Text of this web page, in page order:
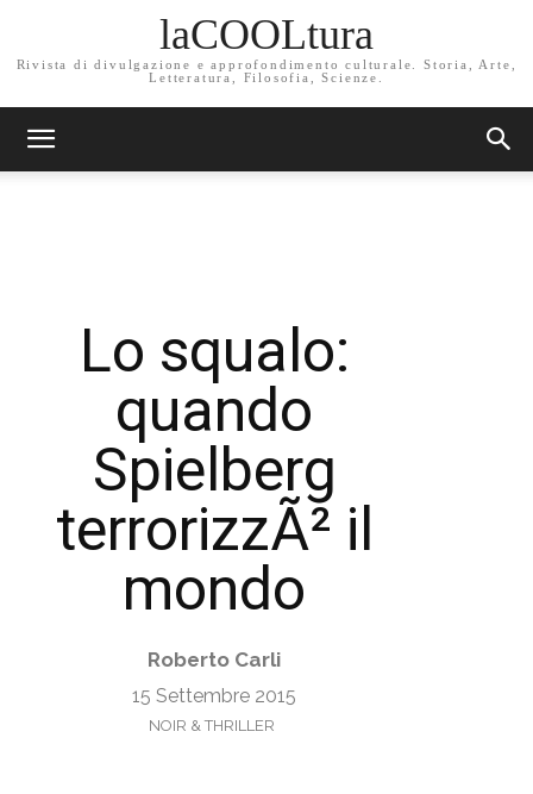
laCOOLtura
Rivista di divulgazione e approfondimento culturale. Storia, Arte,
Letteratura, Filosofia, Scienze.
Lo squalo:
quando
Spielberg
terrorizzÃ² il
mondo
Roberto Carli
15 Settembre 2015
NOIR & THRILLER